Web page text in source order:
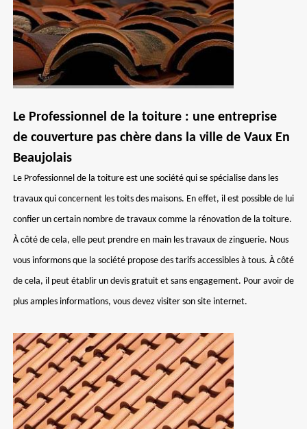
Le Professionnel de la toiture : une entreprise
de couverture pas chère dans la ville de Vaux En
Beaujolais
Le Professionnel de la toiture est une société qui se spécialise dans les
travaux qui concernent les toits des maisons. En effet, il est possible de lui
confier un certain nombre de travaux comme la rénovation de la toiture.
À côté de cela, elle peut prendre en main les travaux de zinguerie. Nous
vous informons que la société propose des tarifs accessibles à tous. À côté
de cela, il peut établir un devis gratuit et sans engagement. Pour avoir de
plus amples informations, vous devez visiter son site internet.